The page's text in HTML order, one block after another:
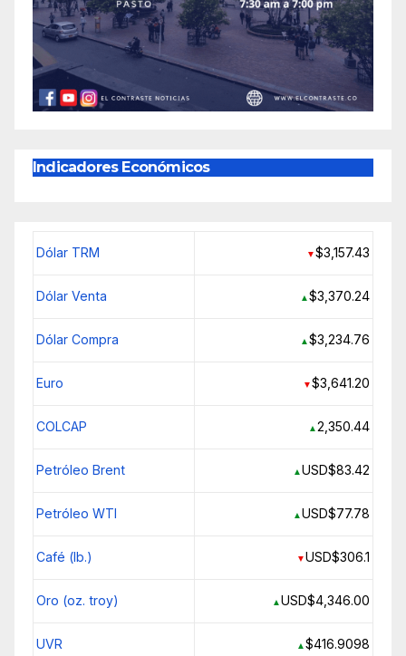
Indicadores Económicos
Dólar TRM ▼$3,157.43
Dólar Venta ▲$3,370.24
Dólar Compra ▲$3,234.76
Euro ▼$3,641.20
COLCAP ▲2,350.44
Petróleo Brent ▲USD$83.42
Petróleo WTI ▲USD$77.78
Café (lb.) ▼USD$306.1
Oro (oz. troy) ▲USD$4,346.00
UVR ▲$416.9098